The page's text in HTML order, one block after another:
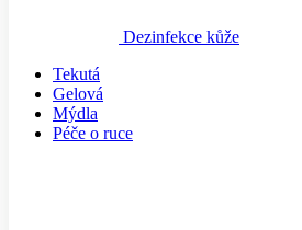
Dezinfekce kůže
Tekutá
Gelová
Mýdla
Péče o ruce